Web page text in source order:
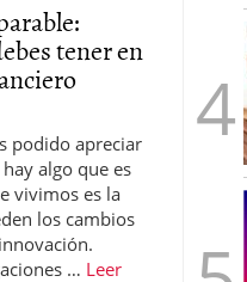
tener en
podido apreciar
algo que es
vivimos es la
los cambios
… Leer